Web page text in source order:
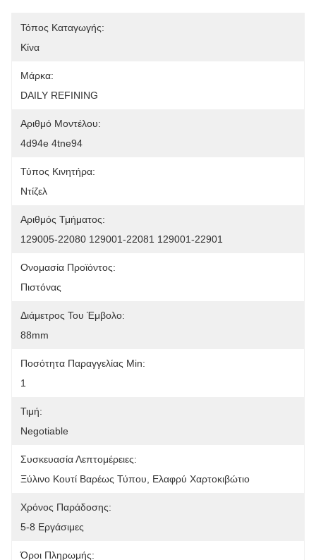
Τόπος Καταγωγής:
Κίνα
Μάρκα:
DAILY REFINING
Αριθμό Μοντέλου:
4d94e 4tne94
Τύπος Κινητήρα:
Ντίζελ
Αριθμός Τμήματος:
129005-22080 129001-22081 129001-22901
Ονομασία Προϊόντος:
Πιστόνας
Διάμετρος Του Έμβολο:
88mm
Ποσότητα Παραγγελίας Min:
1
Τιμή:
Negotiable
Συσκευασία Λεπτομέρειες:
Ξύλινο Κουτί Βαρέως Τύπου, Ελαφρύ Χαρτοκιβώτιο
Χρόνος Παράδοσης:
5-8 Εργάσιμες
Όροι Πληρωμής: